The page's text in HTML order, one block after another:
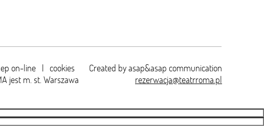
on-line | cookies
jest m. st. Warszawa
Created byasap&asap communication
rezerwacja@teatrroma.pl